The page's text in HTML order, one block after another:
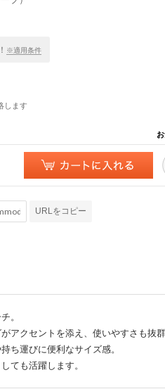
※適用条件
します
URLをコピー
。
アクセントを添え、使いやすさも抜群
ち運びに便利なサイズ感。
ても活躍します。